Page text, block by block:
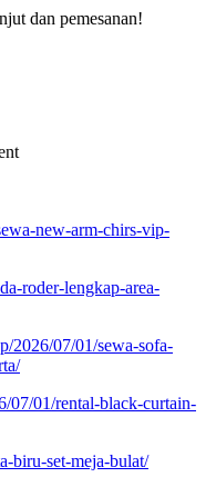
dan pemesanan!
new-arm-chirs-vip-
roder-lengkap-area-
2026/07/01/sewa-sofa-
07/01/rental-black-curtain-
biru-set-meja-bulat/